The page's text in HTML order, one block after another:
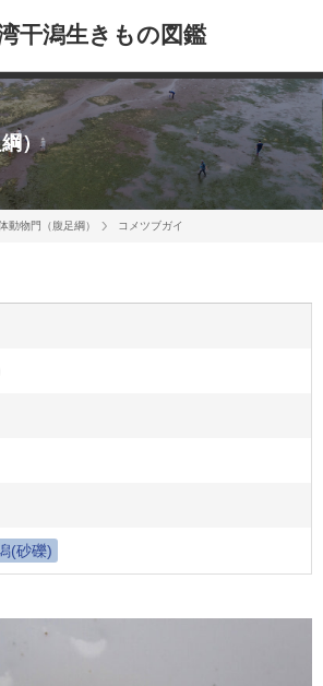
干潟生きもの図鑑
）
動物門（腹足綱） コメツブガイ
(砂礫)